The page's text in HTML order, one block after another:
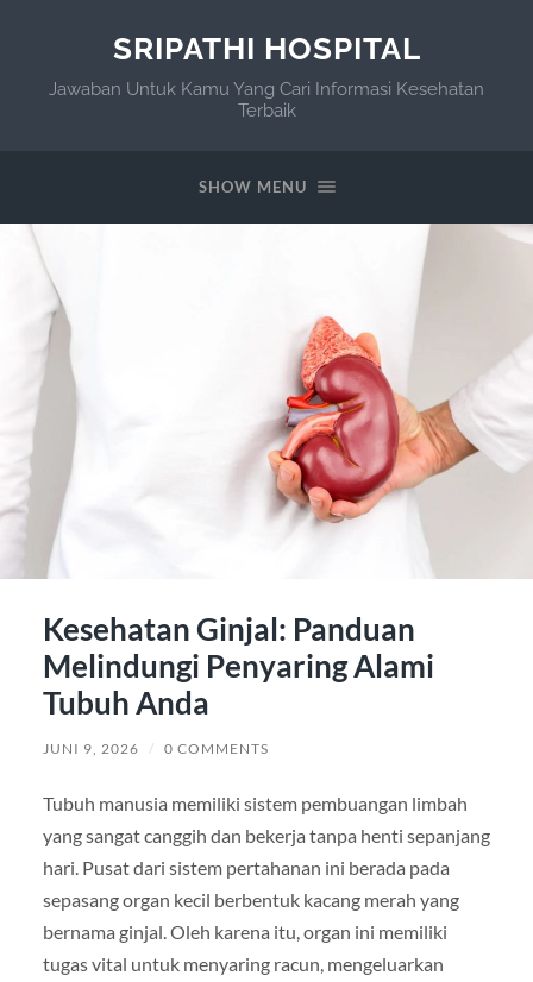
SRIPATHI HOSPITAL
Jawaban Untuk Kamu Yang Cari Informasi Kesehatan
Terbaik
SHOW MENU
Kesehatan Ginjal: Panduan
Melindungi Penyaring Alami
Tubuh Anda
JUNI 9, 2026 / 0 COMMENTS
Tubuh manusia memiliki sistem pembuangan limbah
yang sangat canggih dan bekerja tanpa henti sepanjang
hari. Pusat dari sistem pertahanan ini berada pada
sepasang organ kecil berbentuk kacang merah yang
bernama ginjal. Oleh karena itu, organ ini memiliki
tugas vital untuk menyaring racun, mengeluarkan